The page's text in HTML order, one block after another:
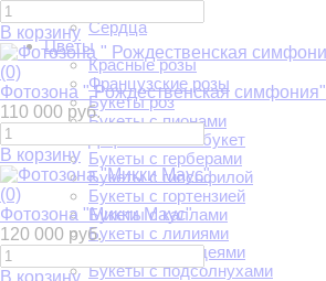
Сердца
Цветы
Красные розы
Французские розы
Букеты роз
Букеты с пионами
Дофаминовый букет
Букеты с герберами
Букеты с гипсофилой
Букеты с гортензией
Букеты с каллами
Букеты с лилиями
Букеты с орхидеями
Букеты с подсолнухами
В корзину
(0)
Фотозона " Рождественская симфония"
110 000 руб.
В корзину
(0)
Фотозона "Микки Маус"
120 000 руб.
В корзину